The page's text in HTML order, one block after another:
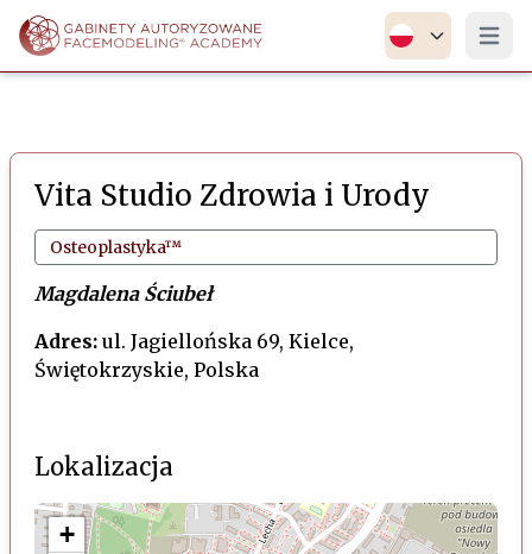
Vita Studio Zdrowia i Urody
Osteoplastyka™
Magdalena Ściubeł
Adres: ul. Jagiellońska 69, Kielce,
Świętokrzyskie, Polska
Lokalizacja
+